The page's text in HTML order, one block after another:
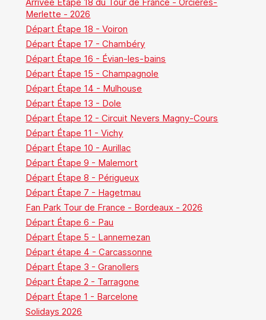
Arrivée Étape 18 du Tour de France - Orcières-
Merlette - 2026
Départ Étape 18 - Voiron
Départ Étape 17 - Chambéry
Départ Étape 16 - Évian-les-bains
Départ Étape 15 - Champagnole
Départ Étape 14 - Mulhouse
Départ Étape 13 - Dole
Départ Étape 12 - Circuit Nevers Magny-Cours
Départ Étape 11 - Vichy
Départ Étape 10 - Aurillac
Départ Étape 9 - Malemort
Départ Étape 8 - Périgueux
Départ Étape 7 - Hagetmau
Fan Park Tour de France - Bordeaux - 2026
Départ Étape 6 - Pau
Départ Étape 5 - Lannemezan
Départ étape 4 - Carcassonne
Départ Étape 3 - Granollers
Départ Étape 2 - Tarragone
Départ Étape 1 - Barcelone
Solidays 2026